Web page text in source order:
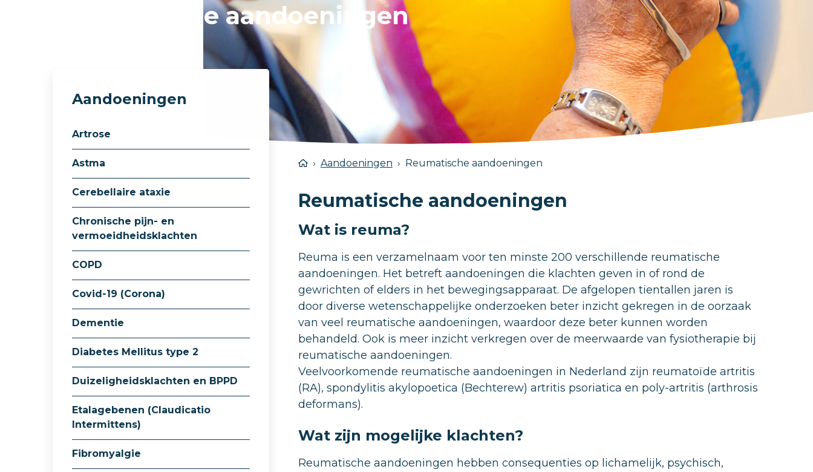
Reumatische aandoeningen
Aandoeningen Reumatische aandoeningen
Reumatische aandoeningen
Wat is reuma?
Reuma is een verzamelnaam voor ten minste 200 verschillende reumatische
aandoeningen. Het betreft aandoeningen die klachten geven in of rond de
gewrichten of elders in het bewegingsapparaat. De afgelopen tientallen jaren is
door diverse wetenschappelijke onderzoeken beter inzicht gekregen in de oorzaak
van veel reumatische aandoeningen, waardoor deze beter kunnen worden
behandeld. Ook is meer inzicht verkregen over de meerwaarde van fysiotherapie bij
reumatische aandoeningen.
Veelvoorkomende reumatische aandoeningen in Nederland zijn reumatoïde artritis
(RA), spondylitis akylopoetica (Bechterew) artritis psoriatica en poly-artritis (arthrosis
deformans).
Wat zijn mogelijke klachten?
Reumatische aandoeningen hebben consequenties op lichamelijk, psychisch,
Aandoeningen
Artrose
Astma
Cerebellaire ataxie
Chronische pijn- en
vermoeidheidsklachten
COPD
Covid-19 (Corona)
Dementie
Diabetes Mellitus type 2
Duizeligheidsklachten en BPPD
Etalagebenen (Claudicatio
Intermittens)
Fibromyalgie